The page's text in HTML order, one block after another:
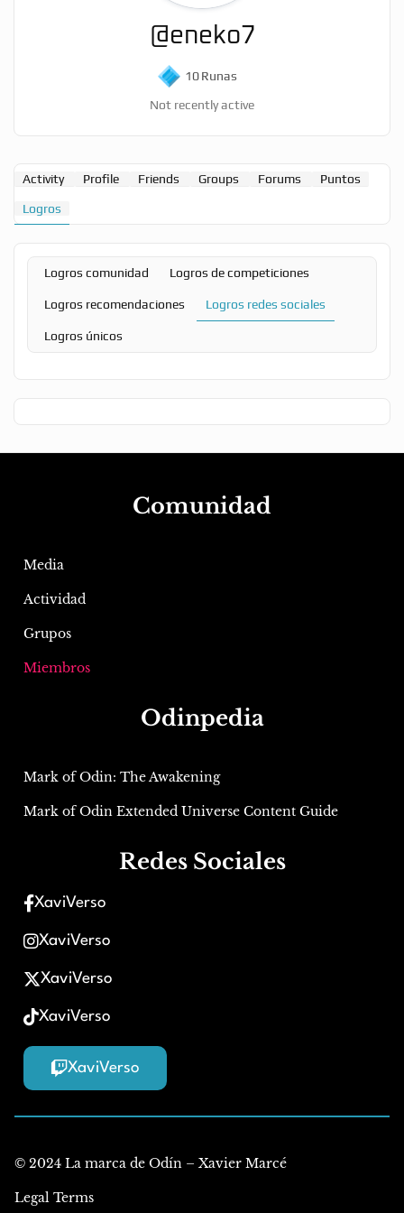
@eneko7
10Runas
Not recently active
Activity Profile Friends Groups Forums Puntos
Logros
Logros comunidad Logros de competiciones
Logros recomendaciones Logros redes sociales
Logros únicos
Comunidad
Media
Actividad
Grupos
Miembros
Odinpedia
Mark of Odin: The Awakening
Mark of Odin Extended Universe Content Guide
Redes Sociales
XaviVerso
XaviVerso
XaviVerso
XaviVerso
XaviVerso
© 2024 La marca de Odín – Xavier Marcé
Legal Terms